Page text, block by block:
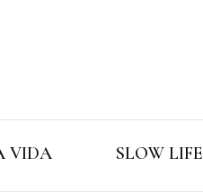
VIDA SLOW LIFE